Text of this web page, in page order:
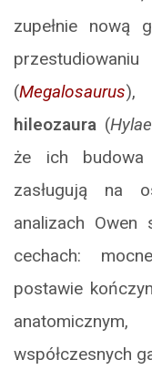
zupełnie nową
(Megalosaurus),
hileozaura (
że ich
zasługują na
analizach Owen
cechach:
postawie
współczesnych